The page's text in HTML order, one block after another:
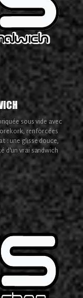
sous vide avec
renforcées
: une glisse douce,
d'un vrai sandwich